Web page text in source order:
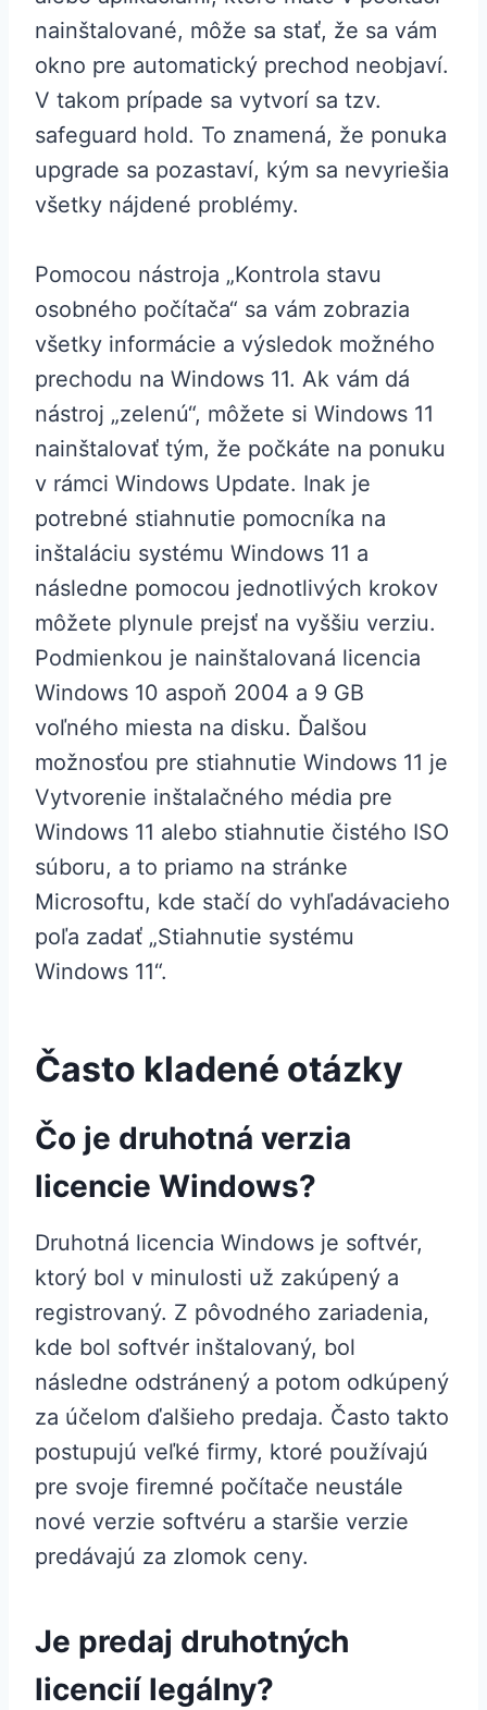
nainštalované, môže sa stať, že sa vám
okno pre automatický prechod neobjaví.
V takom prípade sa vytvorí sa tzv.
safeguard hold. To znamená, že ponuka
upgrade sa pozastaví, kým sa nevyriešia
všetky nájdené problémy.
Pomocou nástroja „Kontrola stavu
osobného počítača“ sa vám zobrazia
všetky informácie a výsledok možného
prechodu na Windows 11. Ak vám dá
nástroj „zelenú“, môžete si Windows 11
nainštalovať tým, že počkáte na ponuku
v rámci Windows Update. Inak je
potrebné stiahnutie pomocníka na
inštaláciu systému Windows 11 a
následne pomocou jednotlivých krokov
môžete plynule prejsť na vyššiu verziu.
Podmienkou je nainštalovaná licencia
Windows 10 aspoň 2004 a 9 GB
voľného miesta na disku. Ďalšou
možnosťou pre stiahnutie Windows 11 je
Vytvorenie inštalačného média pre
Windows 11 alebo stiahnutie čistého ISO
súboru, a to priamo na stránke
Microsoftu, kde stačí do vyhľadávacieho
poľa zadať „Stiahnutie systému
Windows 11“.
Často kladené otázky
Čo je druhotná verzia
licencie Windows?
Druhotná licencia Windows je softvér,
ktorý bol v minulosti už zakúpený a
registrovaný. Z pôvodného zariadenia,
kde bol softvér inštalovaný, bol
následne odstránený a potom odkúpený
za účelom ďalšieho predaja. Často takto
postupujú veľké firmy, ktoré používajú
pre svoje firemné počítače neustále
nové verzie softvéru a staršie verzie
predávajú za zlomok ceny.
Je predaj druhotných
licencií legálny?